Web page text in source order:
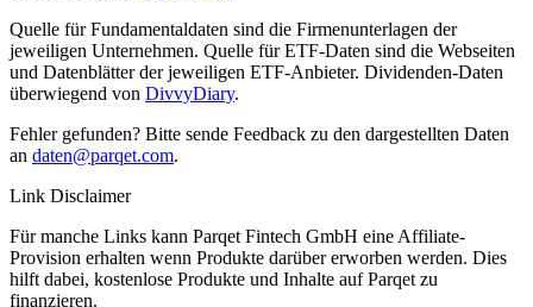
Quelle für Fundamentaldaten sind die Firmenunterlagen der
jeweiligen Unternehmen. Quelle für ETF-Daten sind die Webseiten
und Datenblätter der jeweiligen ETF-Anbieter. Dividenden-Daten
überwiegend von DivvyDiary.
Fehler gefunden? Bitte sende Feedback zu den dargestellten Daten
an daten@parqet.com.
Link Disclaimer
Für manche Links kann Parqet Fintech GmbH eine Affiliate-
Provision erhalten wenn Produkte darüber erworben werden. Dies
hilft dabei, kostenlose Produkte und Inhalte auf Parqet zu
finanzieren.